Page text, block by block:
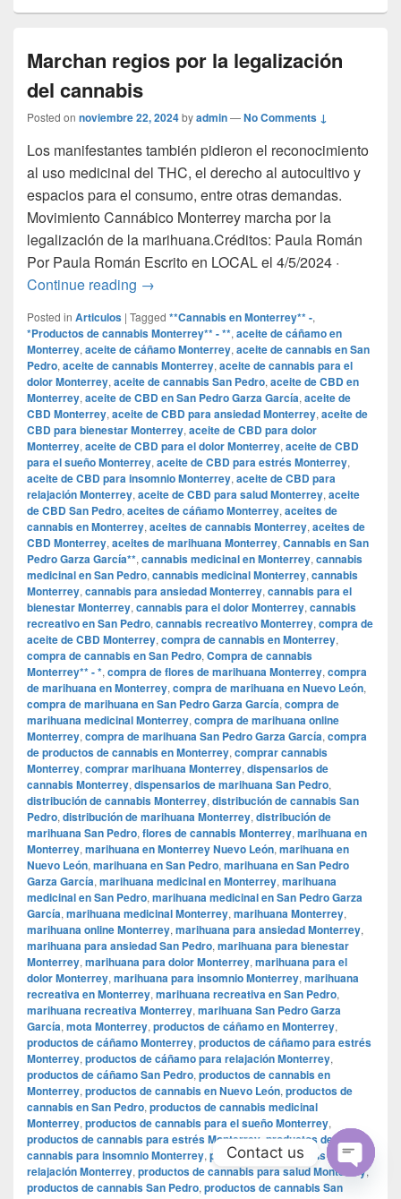
Marchan regios por la legalización
del cannabis
Posted on noviembre 22, 2024byadmin—No Comments ↓
Los manifestantes también pidieron el reconocimiento
al uso medicinal del THC, el derecho al autocultivo y
espacios para el consumo, entre otras demandas.
Movimiento Cannábico Monterrey marcha por la
legalización de la marihuana.Créditos: Paula Román
Por Paula Román Escrito en LOCAL el 4/5/2024 ·
Continue reading Marchan regios por la legalización del
→
Posted in Articulos | Tagged **Cannabis en Monterrey** -,
*Productos de cannabis Monterrey** - **, aceite de cáñamo en
Monterrey, aceite de cáñamo Monterrey, aceite de cannabis en San
Pedro, aceite de cannabis Monterrey, aceite de cannabis para el
dolor Monterrey, aceite de cannabis San Pedro, aceite de CBD en
Monterrey, aceite de CBD en San Pedro Garza García, aceite de
CBD Monterrey, aceite de CBD para ansiedad Monterrey, aceite de
CBD para bienestar Monterrey, aceite de CBD para dolor
Monterrey, aceite de CBD para el dolor Monterrey, aceite de CBD
para el sueño Monterrey, aceite de CBD para estrés Monterrey,
aceite de CBD para insomnio Monterrey, aceite de CBD para
relajación Monterrey, aceite de CBD para salud Monterrey, aceite
de CBD San Pedro, aceites de cáñamo Monterrey, aceites de
cannabis en Monterrey, aceites de cannabis Monterrey, aceites de
CBD Monterrey, aceites de marihuana Monterrey, Cannabis en San
Pedro Garza García**, cannabis medicinal en Monterrey, cannabis
medicinal en San Pedro, cannabis medicinal Monterrey, cannabis
Monterrey, cannabis para ansiedad Monterrey, cannabis para el
bienestar Monterrey, cannabis para el dolor Monterrey, cannabis
recreativo en San Pedro, cannabis recreativo Monterrey, compra de
aceite de CBD Monterrey, compra de cannabis en Monterrey,
compra de cannabis en San Pedro, Compra de cannabis
Monterrey** - *, compra de flores de marihuana Monterrey, compra
de marihuana en Monterrey, compra de marihuana en Nuevo León,
compra de marihuana en San Pedro Garza García, compra de
marihuana medicinal Monterrey, compra de marihuana online
Monterrey, compra de marihuana San Pedro Garza García, compra
de productos de cannabis en Monterrey, comprar cannabis
Monterrey, comprar marihuana Monterrey, dispensarios de
cannabis Monterrey, dispensarios de marihuana San Pedro,
distribución de cannabis Monterrey, distribución de cannabis San
Pedro, distribución de marihuana Monterrey, distribución de
marihuana San Pedro, flores de cannabis Monterrey, marihuana en
Monterrey, marihuana en Monterrey Nuevo León, marihuana en
Nuevo León, marihuana en San Pedro, marihuana en San Pedro
Garza García, marihuana medicinal en Monterrey, marihuana
medicinal en San Pedro, marihuana medicinal en San Pedro Garza
García, marihuana medicinal Monterrey, marihuana Monterrey,
marihuana online Monterrey, marihuana para ansiedad Monterrey,
marihuana para ansiedad San Pedro, marihuana para bienestar
Monterrey, marihuana para dolor Monterrey, marihuana para el
dolor Monterrey, marihuana para insomnio Monterrey, marihuana
recreativa en Monterrey, marihuana recreativa en San Pedro,
marihuana recreativa Monterrey, marihuana San Pedro Garza
García, mota Monterrey, productos de cáñamo en Monterrey,
productos de cáñamo Monterrey, productos de cáñamo para estrés
Monterrey, productos de cáñamo para relajación Monterrey,
productos de cáñamo San Pedro, productos de cannabis en
Monterrey, productos de cannabis en Nuevo León, productos de
cannabis en San Pedro, productos de cannabis medicinal
Monterrey, productos de cannabis para el sueño Monterrey,
productos de cannabis para estrés Monterrey productos de
cannabis para insomnio Monterrey, productos de cannabis para
relajación Monterrey, productos de cannabis para salud Monterrey,
productos de cannabis San Pedro, productos de cannabis San
Contact us